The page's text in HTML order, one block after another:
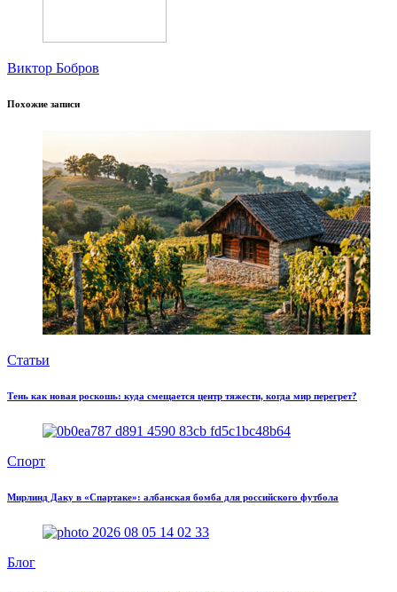
Виктор Бобров
Похожие записи
Статьи
Тень как новая роскошь: куда смещается центр тяжести, когда мир перегрет?
Спорт
Мирлинд Даку в «Спартаке»: албанская бомба для российского футбола
Блог